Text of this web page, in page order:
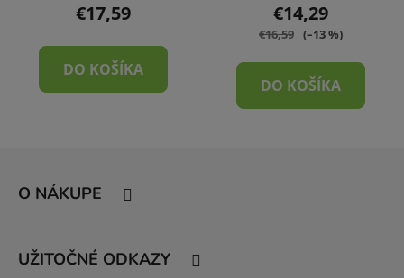
€17,59
DO KOŠÍKA
€14,29
€16,59 (–13 %)
DO KOŠÍKA
O NÁKUPE
UŽITOČNÉ ODKAZY